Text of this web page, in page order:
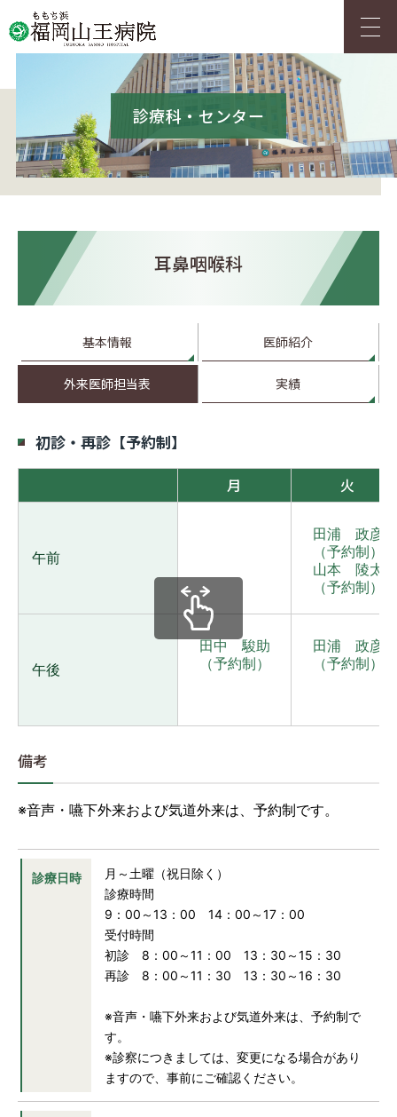
採用情報
HOME
ご来院の方へ
診療科・センター
人間ドック
当院について
医療関係者の方へ
TEL.092-832-1226
8：00～12：30／13：30～16：30
アクセス 駐車場
JP EN CH
診療科・センター
耳鼻咽喉科
基本情報 医師紹介
外来医師担当表 実績
初診・再診【予約制】
月 火
午前
田浦 政彦
（予約制）
山本 陵太
（予約制）
午後
田中 駿助
（予約制）
田浦 政彦
（予約制）
備考
※音声・嚥下外来および気道外来は、予約制です。
診療日時
月～土曜（祝日除く）
診療時間
9：00～13：00 14：00～17：00
受付時間
初診 8：00～11：00 13：30～15：30
再診 8：00～11：30 13：30～16：30
※音声・嚥下外来および気道外来は、予約制で
す。
※診察につきましては、変更になる場合があり
ますので、事前にご確認ください。